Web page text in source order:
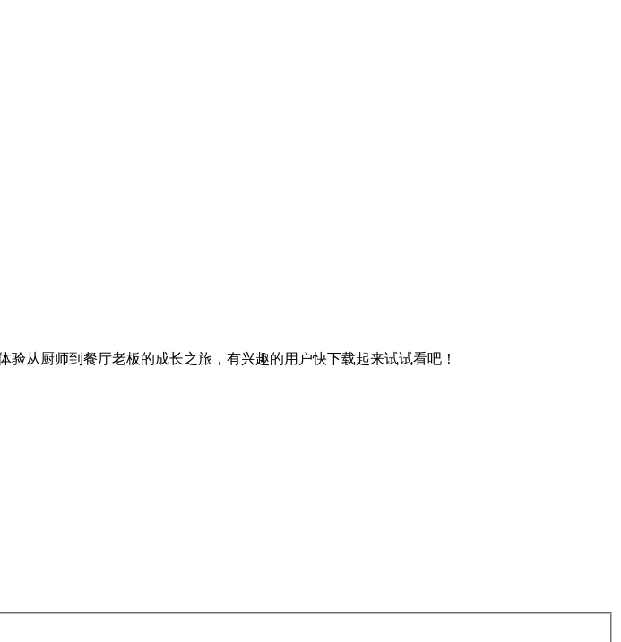
从厨师到餐厅老板的成长之旅，有兴趣的用户快下载起来试试看吧！